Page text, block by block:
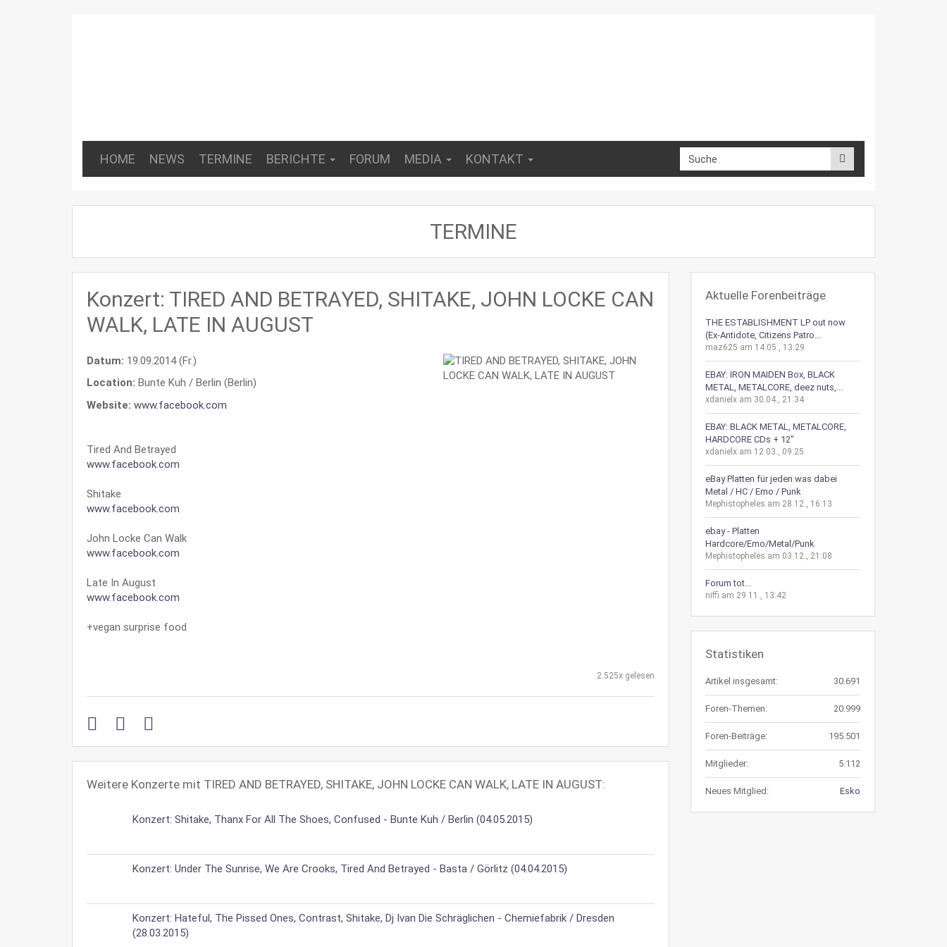
HOME NEWS TERMINE BERICHTE FORUM MEDIA KONTAKT
TERMINE
Konzert: TIRED AND BETRAYED, SHITAKE, JOHN LOCKE CAN
WALK, LATE IN AUGUST
Datum: 19.09.2014 (Fr.)
Location: Bunte Kuh / Berlin (Berlin)
Website: www.facebook.com
Tired And Betrayed
www.facebook.com
Shitake
www.facebook.com
John Locke Can Walk
www.facebook.com
Late In August
www.facebook.com
+vegan surprise food
2.525x gelesen
Weitere Konzerte mit TIRED AND BETRAYED, SHITAKE, JOHN LOCKE CAN WALK, LATE IN AUGUST:
Konzert: Shitake, Thanx For All The Shoes, Confused - Bunte Kuh / Berlin (04.05.2015)
Konzert: Under The Sunrise, We Are Crooks, Tired And Betrayed - Basta / Görlitz (04.04.2015)
Konzert: Hateful, The Pissed Ones, Contrast, Shitake, Dj Ivan Die Schräglichen - Chemiefabrik / Dresden
(28.03.2015)
Aktuelle Forenbeiträge
THE ESTABLISHMENT LP out now
(Ex-Antidote, Citizens Patro...
maz625 am 14.05., 13:29
EBAY: IRON MAIDEN Box, BLACK
METAL, METALCORE, deez nuts,...
xdanielx am 30.04., 21:34
EBAY: BLACK METAL, METALCORE,
HARDCORE CDs + 12"
xdanielx am 12.03., 09:25
eBay Platten für jeden was dabei
Metal / HC / Emo / Punk
Mephistopheles am 28.12., 16:13
ebay - Platten
Hardcore/Emo/Metal/Punk
Mephistopheles am 03.12., 21:08
Forum tot...
niffi am 29.11., 13:42
Statistiken
Artikel insgesamt: 30.691
Foren-Themen: 20.999
Foren-Beiträge: 195.501
Mitglieder: 5.112
Neues Mitglied: Esko